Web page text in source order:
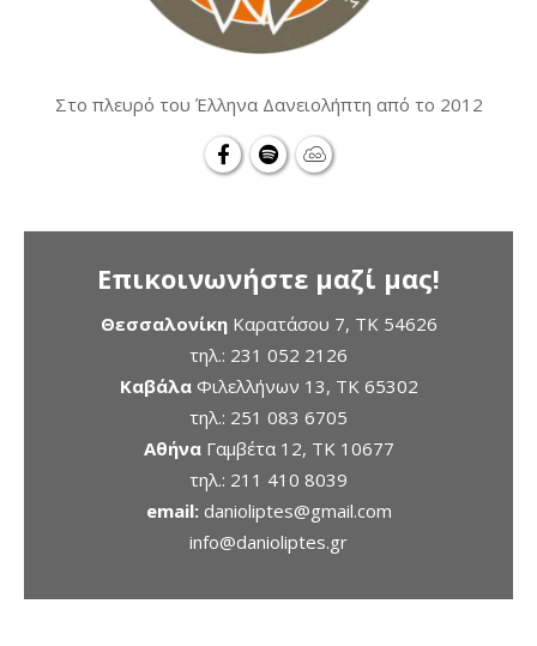
Στο πλευρό του Έλληνα Δανειολήπτη από το 2012
Επικοινωνήστε μαζί μας!
ΘεσσαλονίκηΚαρατάσου 7, TK 54626
τηλ.: 231 052 2126
ΚαβάλαΦιλελλήνων 13, ΤΚ 65302
τηλ.: 251 083 6705
ΑθήναΓαμβέτα 12, ΤΚ 10677
τηλ.: 211 410 8039
email: danioliptes@gmail.com
info@danioliptes.gr